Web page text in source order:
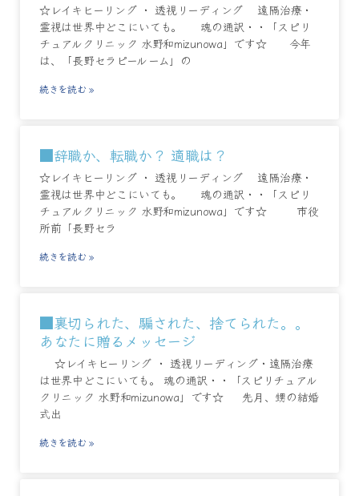
☆レイキヒーリング ・ 透視リーディング 遠隔治療・
霊視は世界中どこにいても。 魂の通訳・・「スピリ
チュアルクリニック 水野和mizunowa」です☆ 今年
は、「長野セラピールーム」の
続きを読む »
■辞職か、転職か？ 適職は？
☆レイキヒーリング ・ 透視リーディング 遠隔治療・
霊視は世界中どこにいても。 魂の通訳・・「スピリ
チュアルクリニック 水野和mizunowa」です☆ 市役
所前「長野セラ
続きを読む »
■裏切られた、騙された、捨てられた。。
あなたに贈るメッセージ
☆レイキヒーリング ・ 透視リーディング・遠隔治療
は世界中どこにいても。 魂の通訳・・「スピリチュアル
クリニック 水野和mizunowa」です☆ 先月、甥の結婚
式出
続きを読む »